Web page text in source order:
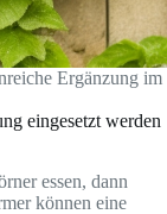
Ergänzung im
eingesetzt werden
essen, dann
können eine